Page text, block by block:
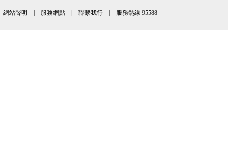
網站聲明 服務網點 聯繫我行 服務熱線 95588